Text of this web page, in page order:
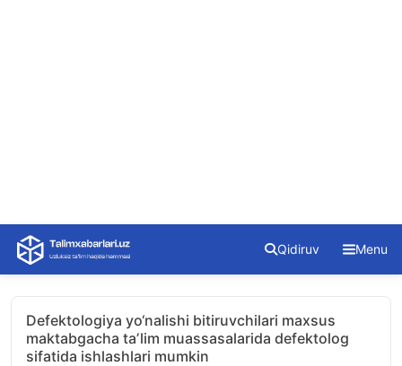
Skip
content
Qidiruv Menu
Defektologiya yo‘nalishi bitiruvchilari maxsus
maktabgacha taʼlim muassasalarida defektolog
sifatida ishlashlari mumkin